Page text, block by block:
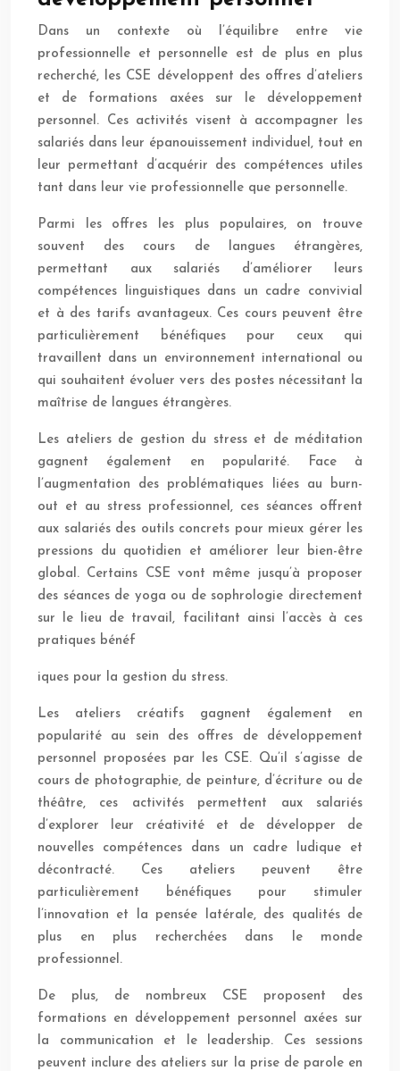
Dans un contexte où l’équilibre entre vie
professionnelle et personnelle est de plus en plus
recherché, les CSE développent des offres d’ateliers
et de formations axées sur le développement
personnel. Ces activités visent à accompagner les
salariés dans leur épanouissement individuel, tout en
leur permettant d’acquérir des compétences utiles
tant dans leur vie professionnelle que personnelle.
Parmi les offres les plus populaires, on trouve
souvent des cours de langues étrangères,
permettant aux salariés d’améliorer leurs
compétences linguistiques dans un cadre convivial
et à des tarifs avantageux. Ces cours peuvent être
particulièrement bénéfiques pour ceux qui
travaillent dans un environnement international ou
qui souhaitent évoluer vers des postes nécessitant la
maîtrise de langues étrangères.
Les ateliers de gestion du stress et de méditation
gagnent également en popularité. Face à
l’augmentation des problématiques liées au burn-
out et au stress professionnel, ces séances offrent
aux salariés des outils concrets pour mieux gérer les
pressions du quotidien et améliorer leur bien-être
global. Certains CSE vont même jusqu’à proposer
des séances de yoga ou de sophrologie directement
sur le lieu de travail, facilitant ainsi l’accès à ces
pratiques bénéf
iques pour la gestion du stress.
Les ateliers créatifs gagnent également en
popularité au sein des offres de développement
personnel proposées par les CSE. Qu’il s’agisse de
cours de photographie, de peinture, d’écriture ou de
théâtre, ces activités permettent aux salariés
d’explorer leur créativité et de développer de
nouvelles compétences dans un cadre ludique et
décontracté. Ces ateliers peuvent être
particulièrement bénéfiques pour stimuler
l’innovation et la pensée latérale, des qualités de
plus en plus recherchées dans le monde
professionnel.
De plus, de nombreux CSE proposent des
formations en développement personnel axées sur
la communication et le leadership. Ces sessions
peuvent inclure des ateliers sur la prise de parole en